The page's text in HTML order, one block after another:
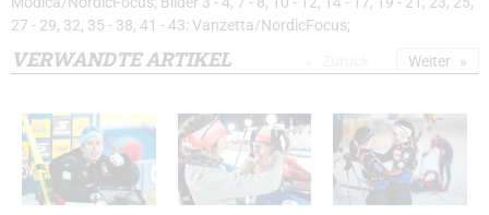
27 - 29, 32, 35 - 38, 41 - 43: Vanzetta/NordicFocus;
VERWANDTE ARTIKEL Weiter